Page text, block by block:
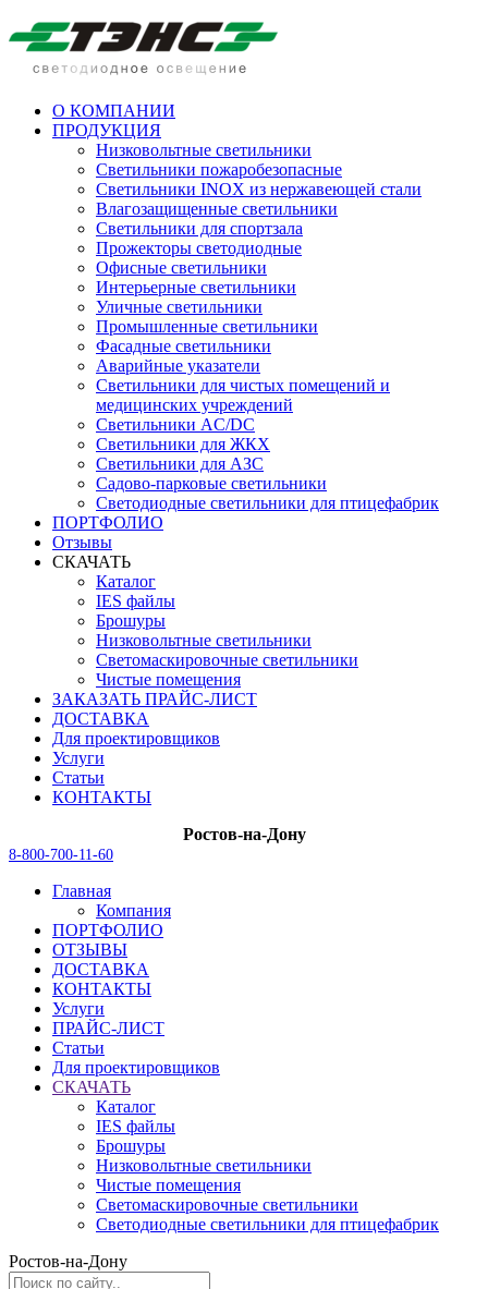
О КОМПАНИИ
ПРОДУКЦИЯ
Низковольтные светильники
Cветильники пожаробезопасные
Светильники INOX из нержавеющей стали
Влагозащищенные светильники
Светильники для спортзала
Прожекторы светодиодные
Офисные светильники
Интерьерные светильники
Уличные светильники
Промышленные светильники
Фасадные светильники
Аварийные указатели
Светильники для чистых помещений и
медицинских учреждений
Светильники AC/DC
Светильники для ЖКХ
Светильники для АЗС
Садово-парковые светильники
Светодиодные светильники для птицефабрик
ПОРТФОЛИО
Отзывы
СКАЧАТЬ
Каталог
IES файлы
Брошуры
Низковольтные светильники
Светомаскировочные светильники
Чистые помещения
ЗАКАЗАТЬ ПРАЙС-ЛИСТ
ДОСТАВКА
Для проектировщиков
Услуги
Статьи
КОНТАКТЫ
Ростов-на-Дону
8-800-700-11-60
Главная
Компания
ПОРТФОЛИО
ОТЗЫВЫ
ДОСТАВКА
КОНТАКТЫ
Услуги
ПРАЙС-ЛИСТ
Статьи
Для проектировщиков
СКАЧАТЬ
Каталог
IES файлы
Брошуры
Низковольтные светильники
Чистые помещения
Светомаскировочные светильники
Светодиодные светильники для птицефабрик
Ростов-на-Дону